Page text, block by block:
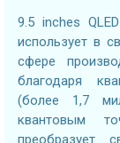
9.5 inches
использует в
сфере
благодаря
(более 1,7
квантовым
преобразует